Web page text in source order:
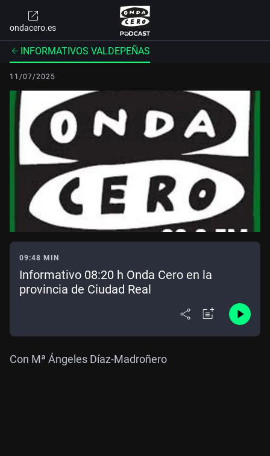
ondacero.es
INFORMATIVOS VALDEPEÑAS
11/07/2025
09:48 MIN
Informativo 08:20 h Onda Cero en la
provincia de Ciudad Real
Con Mª Ángeles Díaz-Madroñero